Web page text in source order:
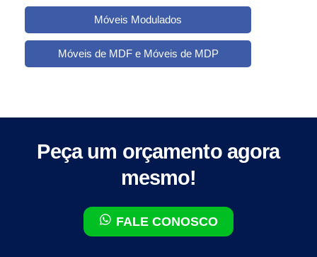
Móveis Modulados
Móveis de MDF e Móveis de MDP
Peça um orçamento agora
mesmo!
FALE CONOSCO